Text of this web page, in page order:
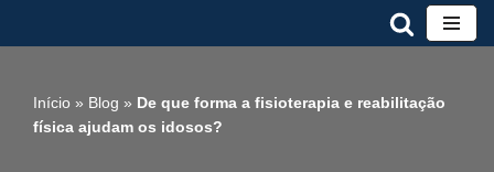
conteúdo
Início » Blog » De que forma a fisioterapia e reabilitação
física ajudam os idosos?